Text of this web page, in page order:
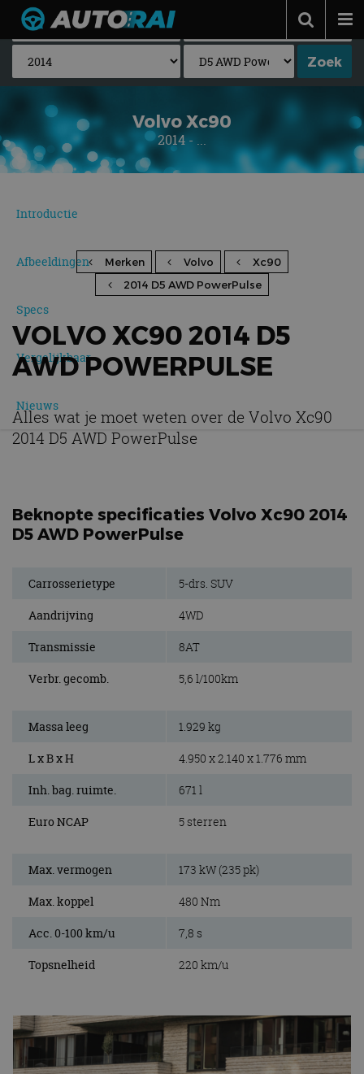
Autonieuws
Podcast
Autotests
Automerken
Adverteren
Contact
Volvo Xc90
2014 - ...
Introductie
Afbeeldingen
Specs
Vergelijkbaar
Nieuws
Merken Volvo
Xc90
2014 D5 AWD PowerPulse
VOLVO XC90 2014 D5
AWD POWERPULSE
Alles wat je moet weten over de Volvo Xc90
2014 D5 AWD PowerPulse
Beknopte specificaties Volvo Xc90 2014
D5 AWD PowerPulse
Carrosserietype 5-drs. SUV
Aandrijving 4WD
Transmissie 8AT
Verbr. gecomb. 5,6 l/100km
Massa leeg 1.929 kg
L x B x H 4.950 x 2.140 x 1.776 mm
Inh. bag. ruimte. 671 l
Euro NCAP 5 sterren
Max. vermogen 173 kW (235 pk)
Max. koppel 480 Nm
Acc. 0-100 km/u 7,8 s
Topsnelheid 220 km/u